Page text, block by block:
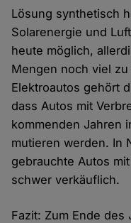
Lösung synthetisch
Solarenergie und
heute möglich,
Mengen noch viel
Elektroautos gehört
dass Autos mit
kommenden Jahren
mutieren werden. In
gebrauchte Autos
schwer verkäuflich.
Fazit: Zum Ende